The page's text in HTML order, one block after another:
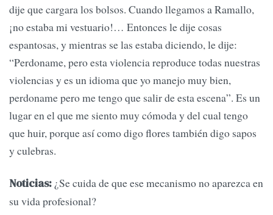
dije que cargara los bolsos. Cuando llegamos a Ramallo,
¡no estaba mi vestuario!… Entonces le dije cosas
espantosas, y mientras se las estaba diciendo, le dije:
“Perdoname, pero esta violencia reproduce todas nuestras
violencias y es un idioma que yo manejo muy bien,
perdoname pero me tengo que salir de esta escena”. Es un
lugar en el que me siento muy cómoda y del cual tengo
que huir, porque así como digo flores también digo sapos
y culebras.
Noticias: ¿Se cuida de que ese mecanismo no aparezca en
su vida profesional?